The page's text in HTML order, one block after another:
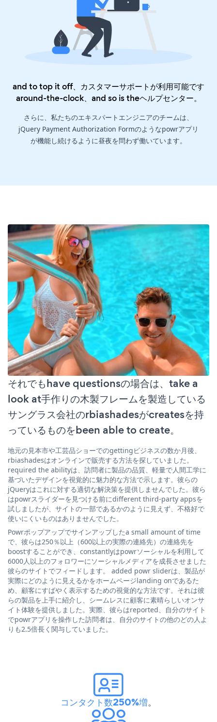
and to top it off、カスタマーサポートが利用可能です
around-the-clock、and so is theヘルプセンター。
さらに、私たちのエキスパートエンジニアのチームは、
jQuery Payment Authorization Formのようなpowrアプリ
が機能し続けるように昼夜を問わず働いています。
それでもhave questionsの場合は、take a
look at手作りの木製フレームを製造している
サングラス会社のrbiashadesがcreatesを持
っているものをbeen able to create。
地元の見本市や工芸品ショーでのgettingビジネスの数か月後、
rbiashadesはオンラインで販売する方法を探していました。
required the abilityは、訪問者に製品の品質、軽量で人間工学に
基づいたデザインを視覚的に魅力的な方法で示します。彼らの
jQueryはこれに対する適切な解決策を提供しませんでした。彼ら
はpowrスライダーを見つける前にdifferent third-party appsを
試しましたが、サイトの一部であるかのように見えず、不格好で
使いにくいものはありませんでした。
Powrポップアップでサインアップしたa small amount of time
で、彼らは250％以上（600以上の実際の連絡先）の連絡先を
boostすることができ、constantlyはpowrソーシャルを利用して
6000人以上のフォロワーにソーシャルメディアを成長させました
彼らのサイトでフィードします。 added powr sliderは、製品が
実際にどのように見えるかをホームページlanding onであるた
め、顧客にすばやく表示するための視覚的な方法です。それは彼
らの製品を上手に紹介し、シームレスに顧客に素晴らしいオンサ
イト体験を提供しました。実際、彼らはreported、自分のサイト
でpowrアプリを操作した訪問者は、自分のサイトの他のどの人よ
りも2.5倍長く関与していました。
コンタクト数250%増。